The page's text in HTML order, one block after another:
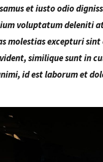
et iusto odio
voluptatum deleniti
molestias excepturi
similique sunt in
id est laborum et